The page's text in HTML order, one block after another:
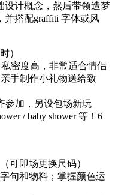
设计概念，然后带领造梦
并撘配graffiti 字体或风
）
密度高，非常适合情侣
手制作小礼物送给致
参加，另设包场新玩
/ baby shower 等！6
可即场更换尺码）
句和物料；掌握颜色运